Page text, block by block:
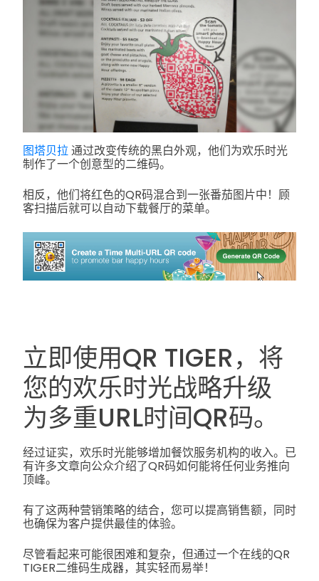
图塔贝拉通过改变传统的黑白外观，他们为欢乐时光
制作了一个创意型的二维码。
相反，他们将红色的QR码混合到一张番茄图片中！顾
客扫描后就可以自动下载餐厅的菜单。
立即使用QR TIGER，将
您的欢乐时光战略升级
为多重URL时间QR码。
经过证实，欢乐时光能够增加餐饮服务机构的收入。已
有许多文章向公众介绍了QR码如何能将任何业务推向
顶峰。
有了这两种营销策略的结合，您可以提高销售额，同时
也确保为客户提供最佳的体验。
尽管看起来可能很困难和复杂，但通过一个在线的QR
TIGER二维码生成器，其实轻而易举！